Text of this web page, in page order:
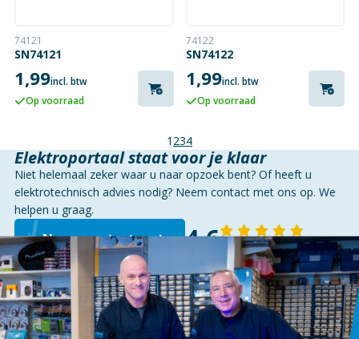
74121
SN74121
1,99incl. btw
Op voorraad
74122
SN74122
1,99incl. btw
Op voorraad
1 234
Elektroportaal staat voor je klaar
Niet helemaal zeker waar u naar opzoek bent? Of heeft u
elektrotechnisch advies nodig? Neem contact met ons op. We
helpen u graag.
Neem contact op 4,6 143 reviews